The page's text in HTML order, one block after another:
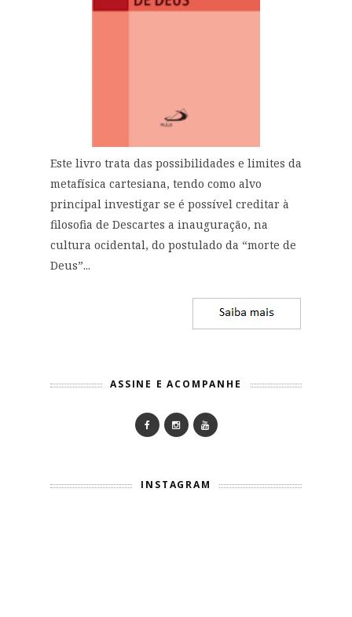
Este livro trata das possibilidades e limites da
metafísica cartesiana, tendo como alvo
principal investigar se é possível creditar à
filosofia de Descartes a inauguração, na
cultura ocidental, do postulado da “morte de
Deus”...
ASSINE E ACOMPANHE
INSTAGRAM